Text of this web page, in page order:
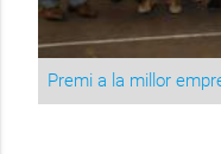
Premi a la millor